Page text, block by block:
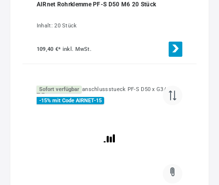
AIRnet Rohrklemme PF-S D50 M6 20 Stück
Inhalt:20 Stück
109,40 €* inkl. MwSt.
Sofort verfügbar
-15% mit Code AIRNET-15